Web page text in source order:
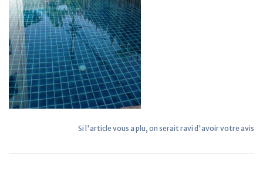
Si l'article vous a plu, on serait ravi d'avoir votre avis